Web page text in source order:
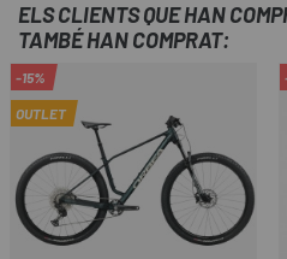
ELS CLIENTS QUE HAN
TAMBÉ HAN COMPRAT:
-15%
OUTLET